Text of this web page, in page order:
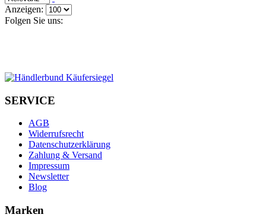
Anzeigen:
Folgen Sie uns:
SERVICE
AGB
Widerrufsrecht
Datenschutzerklärung
Zahlung & Versand
Impressum
Newsletter
Blog
Marken